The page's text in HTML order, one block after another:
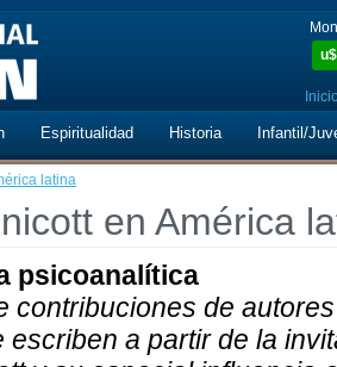
u$
Espiritualidad Historia Infantil/
latina
en América
psicoanalítica
contribuciones de
escriben a partir de la